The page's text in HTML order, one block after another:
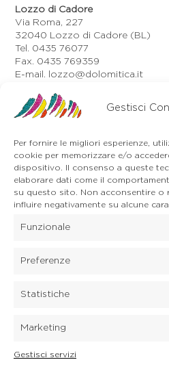
Gestisci
Per fornire le migliori esperienze,
cookie per memorizzare e/o
dispositivo. Il consenso a queste
elaborare dati come il
su questo sito. Non acconsentire o
influire negativamente su alcune
Funzionale
Preferenze
Statistiche
Marketing
Gestisci servizi
Lozzo di Cadore
Via Roma, 227
32040 Lozzo di Cadore (BL)
Tel. 0435 76077
Fax. 0435 769359
E-mail. lozzo@dolomitica.it
Auronzo di Cadore
Via Unione, 21/B
32041 Auronzo di Cadore (BL)
E-mail. auronzo@dolomitica.it
Cortina d'Ampezzo
32043 Cortina d'Ampezzo (BL)
Tel. 0436 4127
E-mail. pieve@dolomitica.it
S. Stefano di Cadore
32045 S. Stefano di Cadore -
32040 Candide di Comelico
E-mail. candide@dolomitica.it